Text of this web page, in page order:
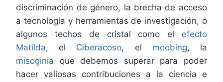
discriminación de género, la brecha de acceso
a tecnología y herramientas de investigación, o
algunos techos de cristal como el efecto
Matilda, el Ciberacoso, el moobing, la
misoginia que debemos superar para poder
hacer valiosas contribuciones a la ciencia e